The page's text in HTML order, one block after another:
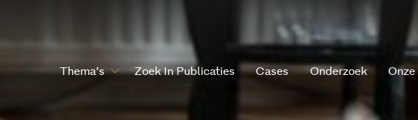
Thema’s Zoek In Publicaties Cases Onderzoek Onze